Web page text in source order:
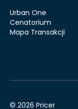
Urban One
Cenatorium
Mapa Transakcji
© 2026 Pricer